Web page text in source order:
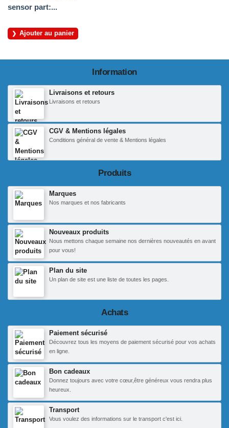
sensor part:...
Ajouter au panier
Information
Livraisons et retours
Livraisons et retours
CGV & Mentions légales
Conditions général de vente & Mentions légales
Produits
Marques
Nos marques et nos fabricants
Nouveaux produits
Nous mettons chaque semaine nos dernières nouveautés en avant
pour vous!
Plan du site
Un plan de site est une liste de toutes les pages.
Achats
Paiement sécurisé
Découvrez tous les moyens de paiement sécurisé pour vos achats
en ligne.
Bon cadeaux
Donnez toujours avec votre cœur,être généreux vous rendra plus
heureux.
Transport
Vous voulez des informations sur le transport c'est ici.